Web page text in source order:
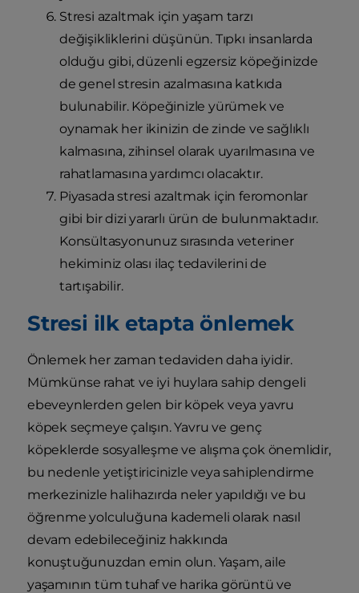
Stresi azaltmak için yaşam tarzı
değişikliklerini düşünün. Tıpkı insanlarda
olduğu gibi, düzenli egzersiz köpeğinizde
de genel stresin azalmasına katkıda
bulunabilir. Köpeğinizle yürümek ve
oynamak her ikinizin de zinde ve sağlıklı
kalmasına, zihinsel olarak uyarılmasına ve
rahatlamasına yardımcı olacaktır.
Piyasada stresi azaltmak için feromonlar
gibi bir dizi yararlı ürün de bulunmaktadır.
Konsültasyonunuz sırasında veteriner
hekiminiz olası ilaç tedavilerini de
tartışabilir.
Stresi ilk etapta önlemek
Önlemek her zaman tedaviden daha iyidir.
Mümkünse rahat ve iyi huylara sahip dengeli
ebeveynlerden gelen bir köpek veya yavru
köpek seçmeye çalışın. Yavru ve genç
köpeklerde sosyalleşme ve alışma çok önemlidir,
bu nedenle yetiştiricinizle veya sahiplendirme
merkezinizle halihazırda neler yapıldığı ve bu
öğrenme yolculuğuna kademeli olarak nasıl
devam edebileceğiniz hakkında
konuştuğunuzdan emin olun. Yaşam, aile
yaşamının tüm tuhaf ve harika görüntü ve